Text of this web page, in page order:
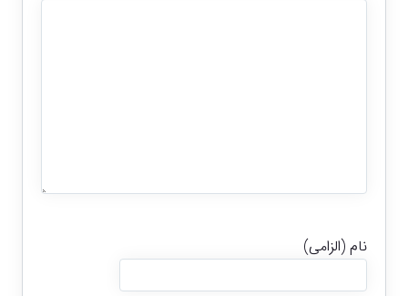
نام (الزامی)